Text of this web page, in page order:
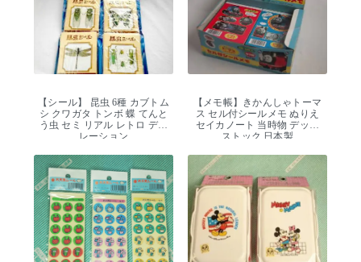
【シール】 昆虫 6種 カブトム
シ クワガタ トンボ 蝶 てんと
う虫 セミ リアル レトロ デコ
レーション
【メモ帳】きかんしゃトーマ
ス セル付シールメモ ぬりえ
セイカノート 当時物 デッド
ストック 日本製